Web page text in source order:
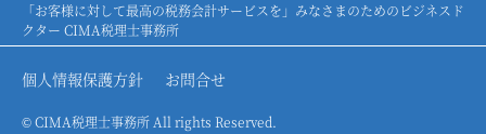
「お客様に対して最高の税務会計サービスを」みなさまのためのビジネスド
クター CIMA税理士事務所
個人情報保護方針 お問合せ
© CIMA税理士事務所 All rights Reserved.